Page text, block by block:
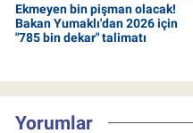
Ekmeyen bin pişman olacak!
Bakan Yumaklı'dan 2026 için
"785 bin dekar" talimatı
Yorumlar